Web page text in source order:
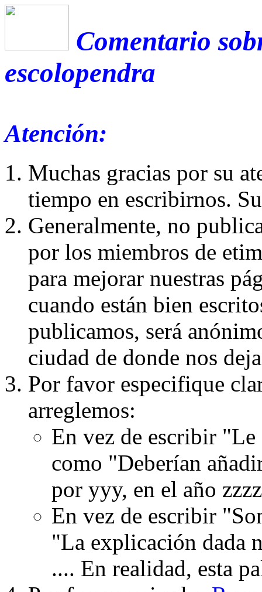
Comentario
escolopendra
Atención:
Muchas gracias por su
tiempo en escribirnos.
Generalmente, no
por los miembros de
para mejorar nuestras
cuando están bien
publicamos, será
ciudad de donde nos
Por favor especifique
arreglemos:
En vez de escribir
como "Deberían
por yyy, en el año
En vez de escribir
"La explicación dada
.... En realidad, esta